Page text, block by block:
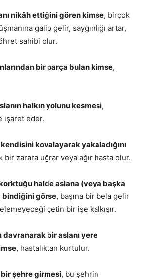
nikâh ettiğini gören kimse, birçok
galip gelir, saygınlığı artar,
sahibi olur.
bir parça bulan kimse,
halkın yolunu kesmesi,
işaret eder.
kovalayarak yakaladığını
bir zarara uğrar veya ağır hasta olur.
halde aslana (veya başka
bindiğini görse, başına bir bela gelir
çetin bir işe kalkışır.
davranarak bir aslanı yere
, hastalıktan kurtulur.
bir şehre girmesi, bu şehrin